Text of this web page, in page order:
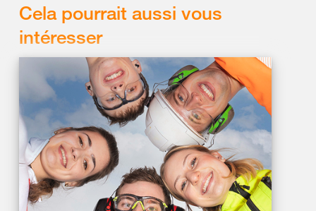
Cela pourrait aussi vous
intéresser